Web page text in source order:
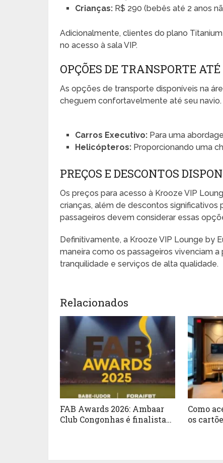
Crianças: R$ 290 (bebês até 2 anos
Adicionalmente, clientes do plano
no acesso à sala VIP.
OPÇÕES DE TRANSPORTE
As opções de transporte disponíveis na
cheguem confortavelmente até seu
Carros Executivo: Para uma
Helicópteros: Proporcionando uma
PREÇOS E DESCONTOS
Os preços para acesso à Krooze VIP
crianças, além de descontos significativos
passageiros devem considerar essas
Definitivamente, a Krooze VIP Lounge by
maneira como os passageiros vivenciam
tranquilidade e serviços de alta qualidade.
Relacionados
FAB Awards 2026: Ambaar
Club Congonhas é finalista
Como
os